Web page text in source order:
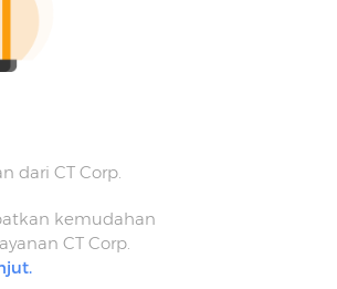
dari CT Corp.
kemudahan
CT Corp.